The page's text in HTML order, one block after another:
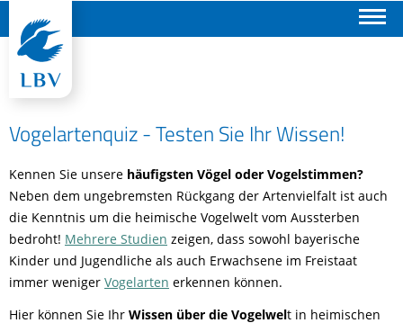
Vogelartenquiz - Testen Sie Ihr Wissen!
Kennen Sie unsere häufigsten Vögel oder Vogelstimmen?
Neben dem ungebremsten Rückgang der Artenvielfalt ist auch
die Kenntnis um die heimische Vogelwelt vom Aussterben
bedroht! Mehrere Studien zeigen, dass sowohl bayerische
Kinder und Jugendliche als auch Erwachsene im Freistaat
immer weniger Vogelarten erkennen können.
Hier können Sie Ihr Wissen über die Vogelwelt in heimischen